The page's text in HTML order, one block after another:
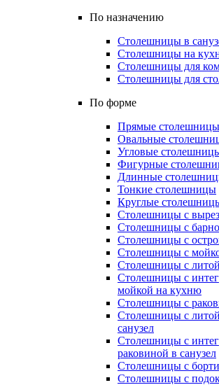
По назначению
Столешницы в
Столешницы на
Столешницы для
Столешницы для
По форме
Прямые столешницы
Овальные
Угловые
Фигурные
Длинные
Тонкие столешницы
Круглые
Столешницы с
Столешницы с
Столешницы с
Столешницы с
Столешницы с
Столешницы с
мойкой на кухню
Столешницы с
Столешницы с
санузел
Столешницы с
раковиной в санузел
Столешницы с
Столешницы с